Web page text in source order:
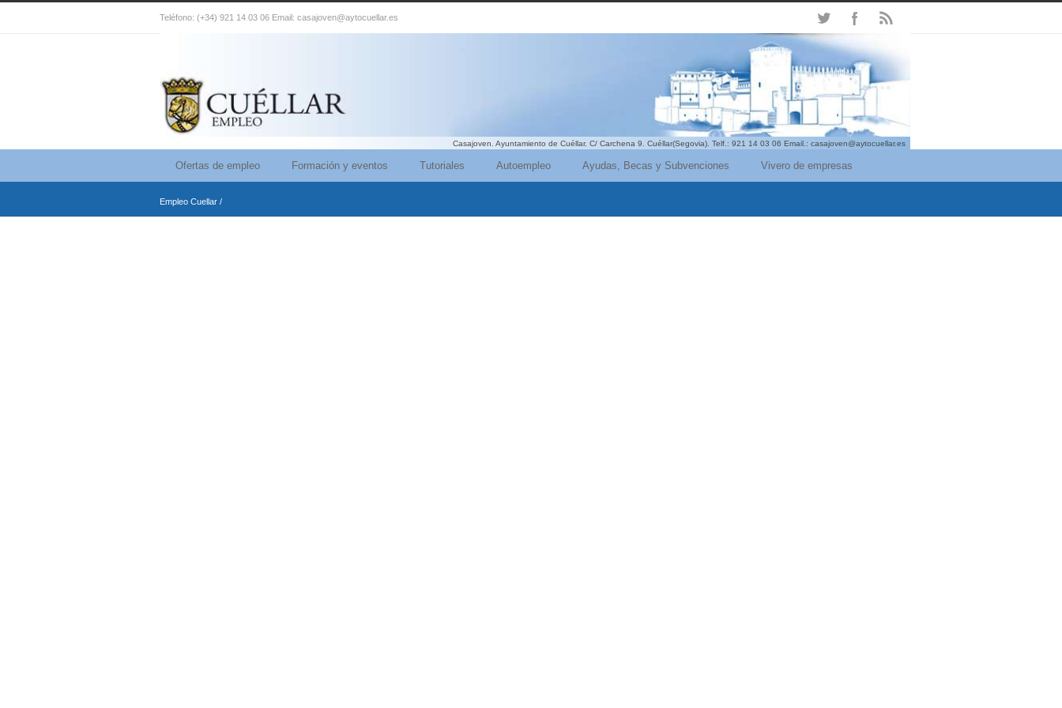
Teléfono: (+34) 921 14 03 06 Email: casajoven@aytocuellar.es
Casajoven. Ayuntamiento de Cuéllar. C/ Carchena 9. Cuéllar(Segovia). Telf.: 921 14 03 06 Email.: casajoven@aytocuellar.es
Ofertas de empleo Formación y eventos Tutoriales Autoempleo Ayudas, Becas y Subvenciones Vivero de empresas
Empleo Cuellar /